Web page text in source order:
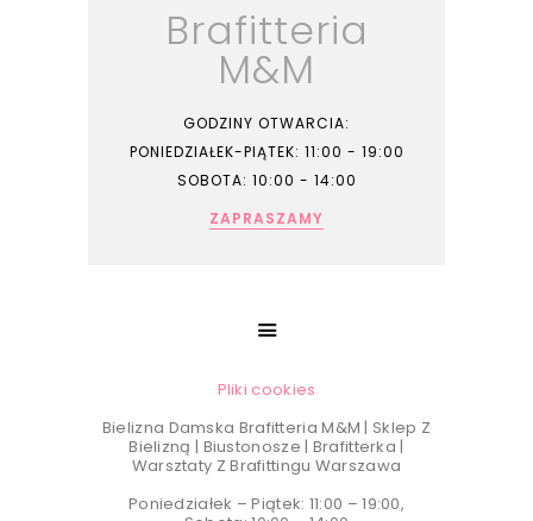
Brafitteria
M&M
GODZINY OTWARCIA:
PONIEDZIAŁEK-PIĄTEK: 11:00 - 19:00
SOBOTA: 10:00 - 14:00
ZAPRASZAMY
Pliki cookies
Bielizna Damska Brafitteria M&M | Sklep Z
Bielizną | Biustonosze | Brafitterka |
Warsztaty Z Brafittingu Warszawa
Poniedziałek – Piątek: 11:00 – 19:00,